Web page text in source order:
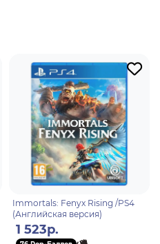
Immortals: Fenyx Rising /PS4
(Английская версия)
1 523р.